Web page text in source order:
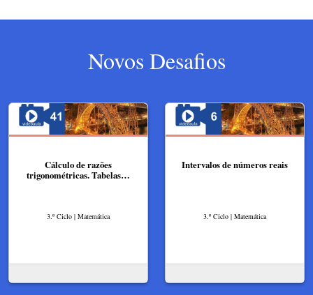
Novos Desafios
Cálculo de razões
trigonométricas. Tabelas…
3.º Ciclo | Matemática
Intervalos de números reais
3.º Ciclo | Matemática